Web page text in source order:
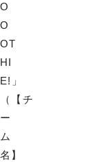
O
O
OT
HI
E!」
（【チ
ー
ム
名】